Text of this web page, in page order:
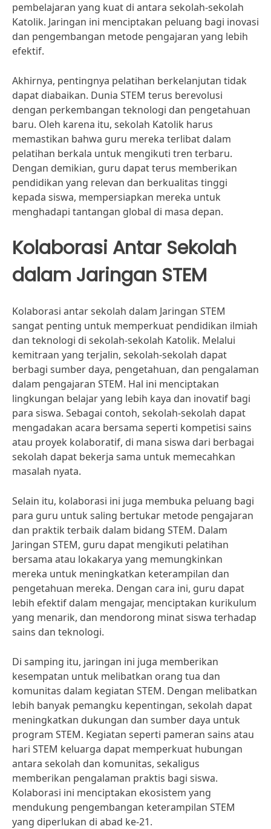
pembelajaran yang kuat di antara sekolah-sekolah
Katolik. Jaringan ini menciptakan peluang bagi inovasi
dan pengembangan metode pengajaran yang lebih
efektif.
Akhirnya, pentingnya pelatihan berkelanjutan tidak
dapat diabaikan. Dunia STEM terus berevolusi
dengan perkembangan teknologi dan pengetahuan
baru. Oleh karena itu, sekolah Katolik harus
memastikan bahwa guru mereka terlibat dalam
pelatihan berkala untuk mengikuti tren terbaru.
Dengan demikian, guru dapat terus memberikan
pendidikan yang relevan dan berkualitas tinggi
kepada siswa, mempersiapkan mereka untuk
menghadapi tantangan global di masa depan.
Kolaborasi Antar Sekolah
dalam Jaringan STEM
Kolaborasi antar sekolah dalam Jaringan STEM
sangat penting untuk memperkuat pendidikan ilmiah
dan teknologi di sekolah-sekolah Katolik. Melalui
kemitraan yang terjalin, sekolah-sekolah dapat
berbagi sumber daya, pengetahuan, dan pengalaman
dalam pengajaran STEM. Hal ini menciptakan
lingkungan belajar yang lebih kaya dan inovatif bagi
para siswa. Sebagai contoh, sekolah-sekolah dapat
mengadakan acara bersama seperti kompetisi sains
atau proyek kolaboratif, di mana siswa dari berbagai
sekolah dapat bekerja sama untuk memecahkan
masalah nyata.
Selain itu, kolaborasi ini juga membuka peluang bagi
para guru untuk saling bertukar metode pengajaran
dan praktik terbaik dalam bidang STEM. Dalam
Jaringan STEM, guru dapat mengikuti pelatihan
bersama atau lokakarya yang memungkinkan
mereka untuk meningkatkan keterampilan dan
pengetahuan mereka. Dengan cara ini, guru dapat
lebih efektif dalam mengajar, menciptakan kurikulum
yang menarik, dan mendorong minat siswa terhadap
sains dan teknologi.
Di samping itu, jaringan ini juga memberikan
kesempatan untuk melibatkan orang tua dan
komunitas dalam kegiatan STEM. Dengan melibatkan
lebih banyak pemangku kepentingan, sekolah dapat
meningkatkan dukungan dan sumber daya untuk
program STEM. Kegiatan seperti pameran sains atau
hari STEM keluarga dapat memperkuat hubungan
antara sekolah dan komunitas, sekaligus
memberikan pengalaman praktis bagi siswa.
Kolaborasi ini menciptakan ekosistem yang
mendukung pengembangan keterampilan STEM
yang diperlukan di abad ke-21.